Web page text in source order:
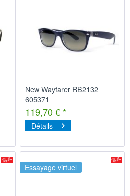
New Wayfarer RB2132
605371
119,70 € *
Détails
Essayage virtuel